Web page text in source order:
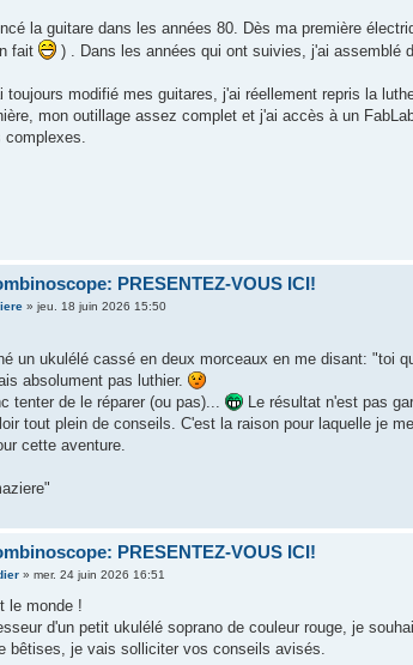
la guitare dans les années 80. Dès ma première
fait
) . Dans les années qui ont suivies, j'ai assemblé
toujours modifié mes guitares, j'ai réellement repris la
mon outillage assez complet et j'ai accès à un
PRESENTEZ-VOUS ICI!
» jeu. 18 juin 2026 15:50
un ukulélé cassé en deux morceaux en me disant: "toi
absolument pas luthier.
tenter de le réparer (ou pas)...
Le résultat n'est pas
tout plein de conseils. C'est la raison pour laquelle je
cette aventure.
PRESENTEZ-VOUS ICI!
» mer. 24 juin 2026 16:51
le monde !
d'un petit ukulélé soprano de couleur rouge, je
bêtises, je vais solliciter vos conseils avisés.